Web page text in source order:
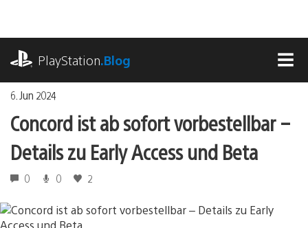
springen
PlayStation.Blog
6. Jun 2024
Concord ist ab sofort vorbestellbar –
Details zu Early Access und Beta
0 0 2